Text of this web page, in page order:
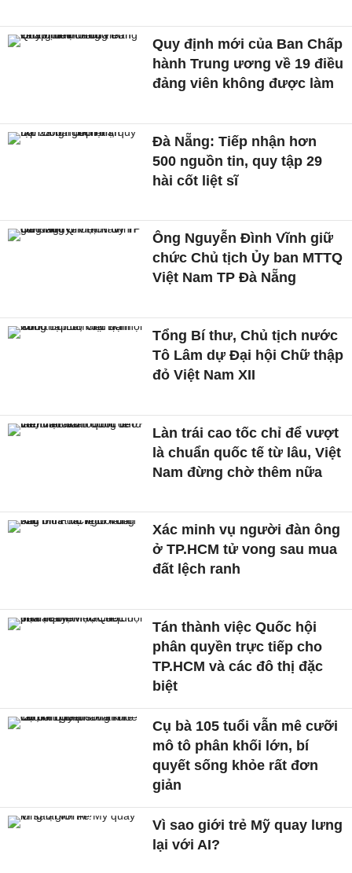
Quy định mới của Ban Chấp
hành Trung ương về 19 điều
đảng viên không được làm
Đà Nẵng: Tiếp nhận hơn
500 nguồn tin, quy tập 29
hài cốt liệt sĩ
Ông Nguyễn Đình Vĩnh giữ
chức Chủ tịch Ủy ban MTTQ
Việt Nam TP Đà Nẵng
Tổng Bí thư, Chủ tịch nước
Tô Lâm dự Đại hội Chữ thập
đỏ Việt Nam XII
Làn trái cao tốc chỉ để vượt
là chuẩn quốc tế từ lâu, Việt
Nam đừng chờ thêm nữa
Xác minh vụ người đàn ông
ở TP.HCM tử vong sau mua
đất lệch ranh
Tán thành việc Quốc hội
phân quyền trực tiếp cho
TP.HCM và các đô thị đặc
biệt
Cụ bà 105 tuổi vẫn mê cưỡi
mô tô phân khối lớn, bí
quyết sống khỏe rất đơn
giản
Vì sao giới trẻ Mỹ quay lưng
lại với AI?